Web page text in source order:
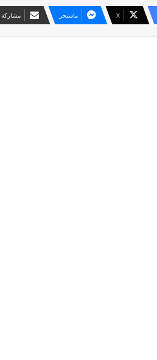
X ماسنجر مشاركة